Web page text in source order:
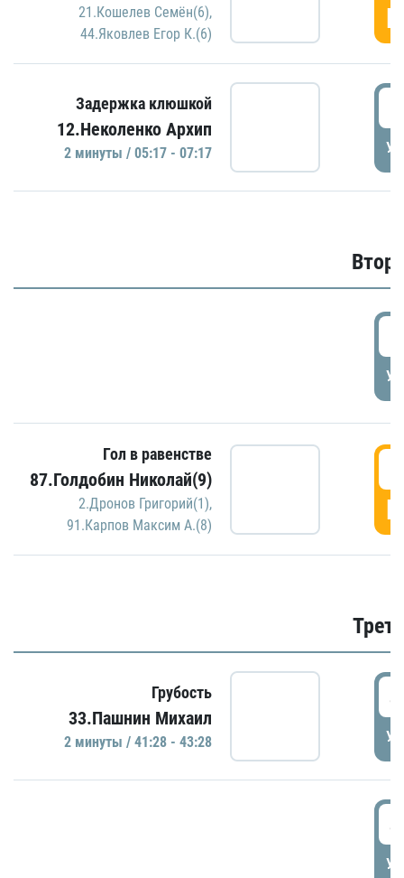
21.Кошелев Семён(6),
44.Яковлев Егор К.(6)
Задержка клюшкой
12.Неколенко Архип
2 минуты / 05:17 - 07:17
Гол в равенстве
87.Голдобин Николай(9)
2.Дронов Григорий(1),
91.Карпов Максим А.(8)
Грубость
33.Пашнин Михаил
2 минуты / 41:28 - 43:28